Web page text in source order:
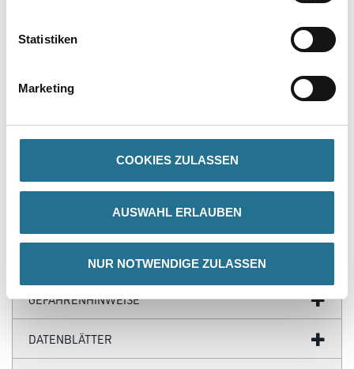
Statistiken
Marketing
COOKIES ZULASSEN
AUSWAHL ERLAUBEN
NUR NOTWENDIGE ZULASSEN
Motivs. Gefräste Klebefläche für eine optimale Anhaftung des
ZUSATZINFOS
GEFAHRENHINWEISE
DATENBLÄTTER